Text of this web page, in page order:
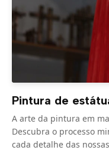
Pintura de
A arte da pintura em
Descubra o processo
cada detalhe das